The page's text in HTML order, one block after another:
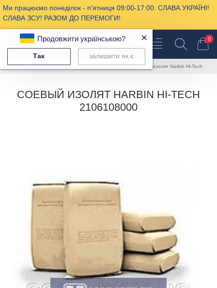
Ми працюємо понеділок - п'ятниця 09:00-17:00. СЛАВА УКРАЇНІ!
СЛАВА ЗСУ! РАЗОМ ДО ПЕРЕМОГИ!
0
Пищевая химия Соевые протеины Соевый изолят Harbin Hi-Tech
СОЕВЫЙ ИЗОЛЯТ HARBIN HI-TECH
2106108000
Продовжити українською? ×
Так залишити як є